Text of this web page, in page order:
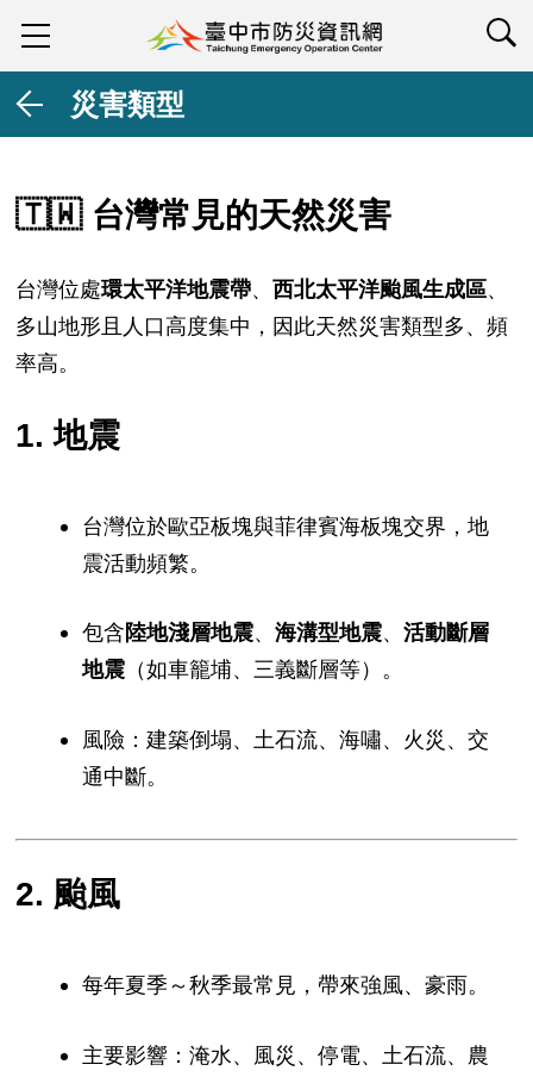
災害類型
🇹🇼 台灣常見的天然災害
台灣位處環太平洋地震帶、西北太平洋颱風生成區、
多山地形且人口高度集中，因此天然災害類型多、頻
率高。
1. 地震
台灣位於歐亞板塊與菲律賓海板塊交界，地
震活動頻繁。
包含陸地淺層地震、 海溝型地震、 活動斷層
地震（如車籠埔、三義斷層等）。
風險：建築倒塌、土石流、海嘯、火災、交
通中斷。
2. 颱風
每年夏季～秋季最常見，帶來強風、豪雨。
主要影響：淹水、風災、停電、土石流、農